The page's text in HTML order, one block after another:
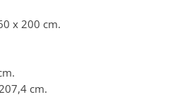
x 200 cm.
cm.